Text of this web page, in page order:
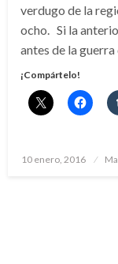
verdugo de la
ocho. Si la
antes de la guerra
¡Compártelo!
Publicado
10 enero, 2016